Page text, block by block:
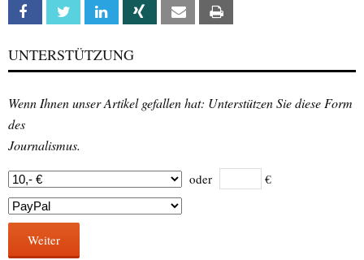
Facebook Twitter Linkedin Xing Email
UNTERSTÜTZUNG
Wenn Ihnen unser Artikel gefallen hat: Unterstützen Sie diese Form
des
Journalismus.
oder €
Weiter